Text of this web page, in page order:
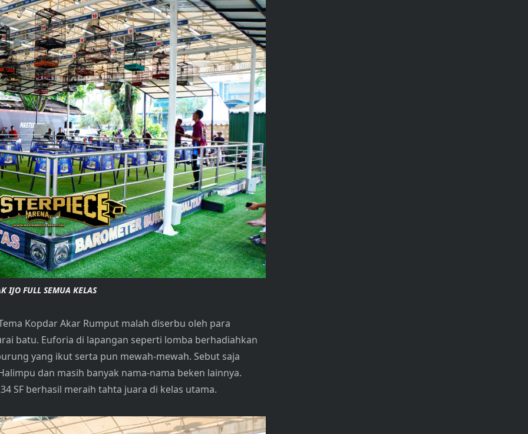
IJO FULL SEMUA KELAS
Kopdar Akar Rumput malah diserbu oleh para
batu. Euforia di lapangan seperti lomba berhadiahkan
yang ikut serta pun mewah-mewah. Sebut saja
dan masih banyak nama-nama beken lainnya.
SF berhasil meraih tahta juara di kelas utama.